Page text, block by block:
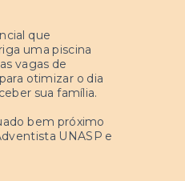
que
uma piscina
vagas de
otimizar o dia
sua família.
bem próximo
UNASP e